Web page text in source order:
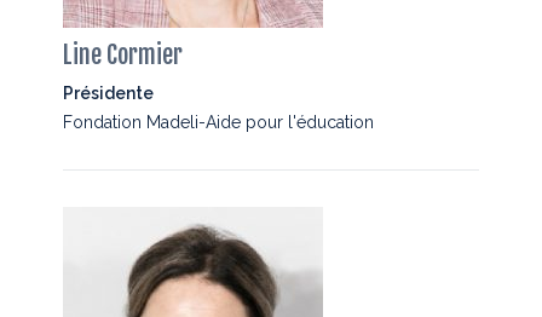
Line Cormier
Présidente
Fondation Madeli-Aide pour l'éducation